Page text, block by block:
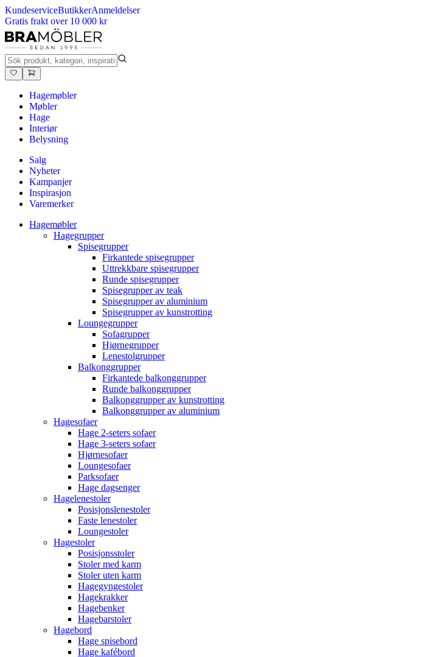
KundeserviceButikkerAnmeldelser
Gratis frakt over 10 000 kr
Hagemøbler
Møbler
Hage
Interiør
Belysning
Salg
Nyheter
Kampanjer
Inspirasjon
Varemerker
Hagemøbler
Hagegrupper
Spisegrupper
Firkantede spisegrupper
Uttrekkbare spisegrupper
Runde spisegrupper
Spisegrupper av teak
Spisegrupper av aluminium
Spisegrupper av kunstrotting
Loungegrupper
Sofagrupper
Hjørnegrupper
Lenestolgrupper
Balkonggrupper
Firkantede balkonggrupper
Runde balkonggrupper
Balkonggrupper av kunstrotting
Balkonggrupper av aluminium
Hagesofaer
Hage 2-seters sofaer
Hage 3-seters sofaer
Hjørnesofaer
Loungesofaer
Parksofaer
Hage dagsenger
Hagelenestoler
Posisjonslenestoler
Faste lenestoler
Loungestoler
Hagestoler
Posisjonsstoler
Stoler med karm
Stoler uten karm
Hagegyngestoler
Hagekrakker
Hagebenker
Hagebarstoler
Hagebord
Hage spisebord
Hage kafébord